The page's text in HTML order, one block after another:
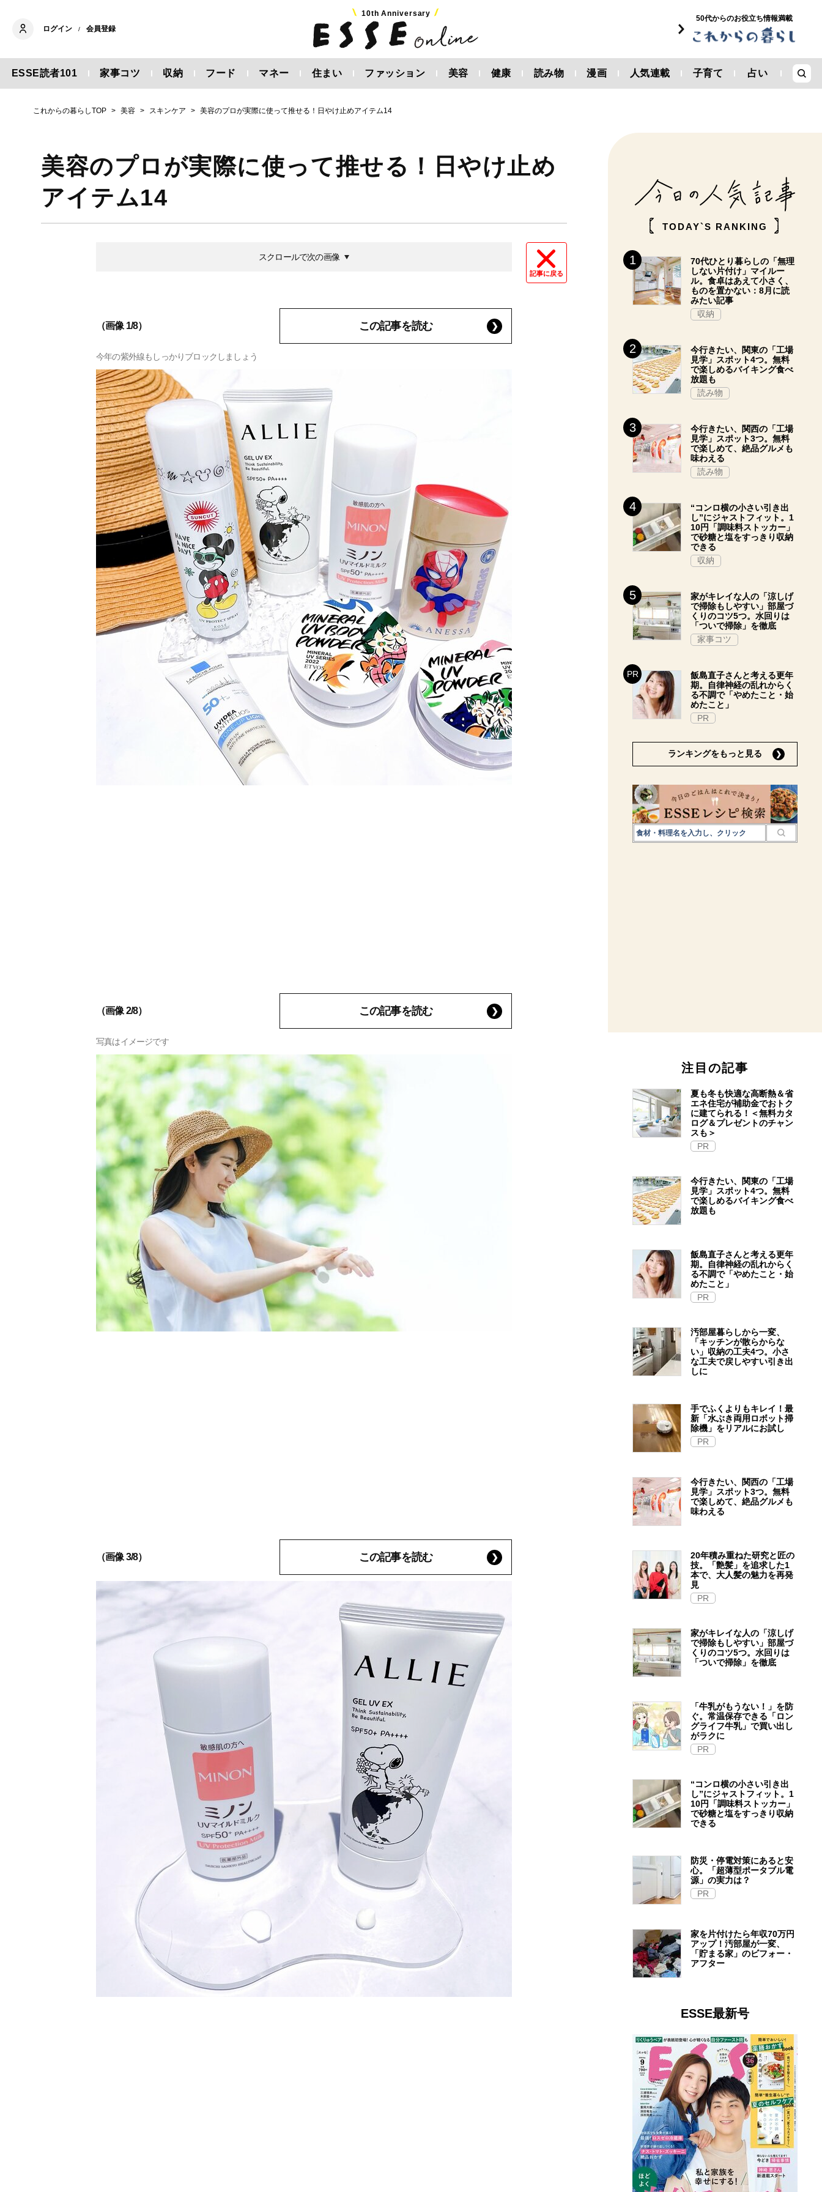
ログイン / 会員登録
10th Anniversary
50代からのお役立ち情報満載
ESSE読者101 家事コツ 収納 フード マネー 住まい ファッション 美容 健康 読み物 漫画 人気連載 子育て 占い
これからの暮らしTOP 美容 スキンケア 美容のプロが実際に使って推せる！日やけ止めアイテム14
美容のプロが実際に使って推せる！日やけ止め
アイテム14
記事に戻る
スクロールで次の画像
（画像 1/8） この記事を読む
今年の紫外線もしっかりブロックしましょう
（画像 2/8） この記事を読む
写真はイメージです
（画像 3/8） この記事を読む
TODAY`S RANKING
70代ひとり暮らしの「無理
しない片付け」マイルー
ル。食卓はあえて小さく、
ものを置かない：8月に読
みたい記事
収納
今行きたい、関東の「工場
見学」スポット4つ。無料
で楽しめるバイキング食べ
放題も
読み物
今行きたい、関西の「工場
見学」スポット3つ。無料
で楽しめて、絶品グルメも
味わえる
読み物
“コンロ横の小さい引き出
し”にジャストフィット。1
10円「調味料ストッカー」
で砂糖と塩をすっきり収納
できる
収納
家がキレイな人の「涼しげ
で掃除もしやすい」部屋づ
くりのコツ5つ。水回りは
「ついで掃除」を徹底
家事コツ
飯島直子さんと考える更年
期。自律神経の乱れからく
る不調で「やめたこと・始
めたこと」
PR
ランキングをもっと見る
注目の記事
夏も冬も快適な高断熱＆省
エネ住宅が補助金でおトク
に建てられる！＜無料カタ
ログ＆プレゼントのチャン
スも＞
PR
今行きたい、関東の「工場
見学」スポット4つ。無料
で楽しめるバイキング食べ
放題も
飯島直子さんと考える更年
期。自律神経の乱れからく
る不調で「やめたこと・始
めたこと」
PR
汚部屋暮らしから一変、
「キッチンが散らからな
い」収納の工夫4つ。小さ
な工夫で戻しやすい引き出
しに
手でふくよりもキレイ！最
新「水ぶき両用ロボット掃
除機」をリアルにお試し
PR
今行きたい、関西の「工場
見学」スポット3つ。無料
で楽しめて、絶品グルメも
味わえる
20年積み重ねた研究と匠の
技。「艶髪」を追求した1
本で、大人髪の魅力を再発
見
PR
家がキレイな人の「涼しげ
で掃除もしやすい」部屋づ
くりのコツ5つ。水回りは
「ついで掃除」を徹底
「牛乳がもうない！」を防
ぐ。常温保存できる「ロン
グライフ牛乳」で買い出し
がラクに
PR
“コンロ横の小さい引き出
し”にジャストフィット。1
10円「調味料ストッカー」
で砂糖と塩をすっきり収納
できる
防災・停電対策にあると安
心。「超薄型ポータブル電
源」の実力は？​
PR
家を片付けたら年収70万円
アップ！汚部屋が一変、
「貯まる家」のビフォー・
アフター
ESSE最新号